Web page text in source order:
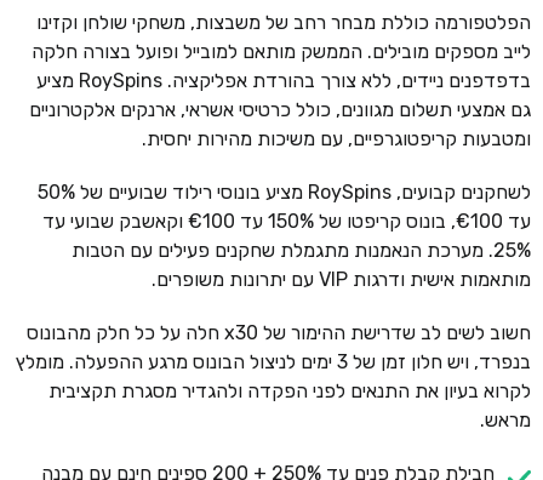
הפלטפורמה כוללת מבחר רחב של משבצות, משחקי שולחן וקזינו
לייב מספקים מובילים. הממשק מותאם למובייל ופועל בצורה חלקה
בדפדפנים ניידים, ללא צורך בהורדת אפליקציה. RoySpins מציע
גם אמצעי תשלום מגוונים, כולל כרטיסי אשראי, ארנקים אלקטרוניים
ומטבעות קריפטוגרפיים, עם משיכות מהירות יחסית.
לשחקנים קבועים, RoySpins מציע בונוסי רילוד שבועיים של 50%
עד €100, בונוס קריפטו של 150% עד €100 וקאשבק שבועי עד
25%. מערכת הנאמנות מתגמלת שחקנים פעילים עם הטבות
מותאמות אישית ודרגות VIP עם יתרונות משופרים.
חשוב לשים לב שדרישת ההימור של x30 חלה על כל חלק מהבונוס
בנפרד, ויש חלון זמן של 3 ימים לניצול הבונוס מרגע ההפעלה. מומלץ
לקרוא בעיון את התנאים לפני הפקדה ולהגדיר מסגרת תקציבית
מראש.
חבילת קבלת פנים עד 250% + 200 ספינים חינם עם מבנה